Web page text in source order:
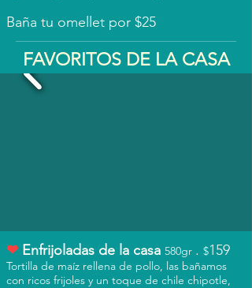
Baña tu omellet por $25
FAVORITOS DE LA CASA
❤ Enfrijoladas de la casa 580gr . $159
Tortilla de maíz rellena de pollo, las bañamos
con ricos frijoles y un toque de chile chipotle,